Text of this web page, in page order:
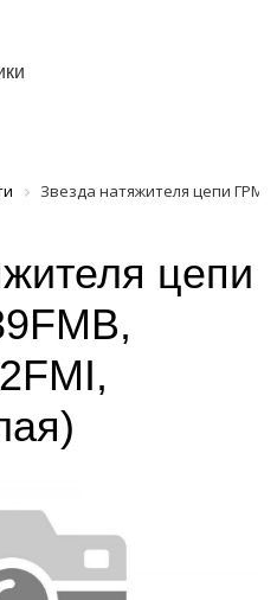
Звезда натяжителя цепи ГРМ
цепи